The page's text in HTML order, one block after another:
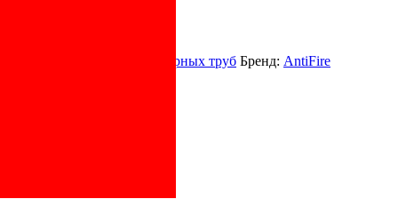
Фитинги для полимерных труб Бренд: AntiFire